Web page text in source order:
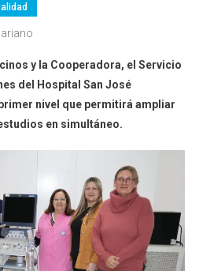
y la Cooperadora, el Servicio
del Hospital San José
nivel que permitirá ampliar
en simultáneo.